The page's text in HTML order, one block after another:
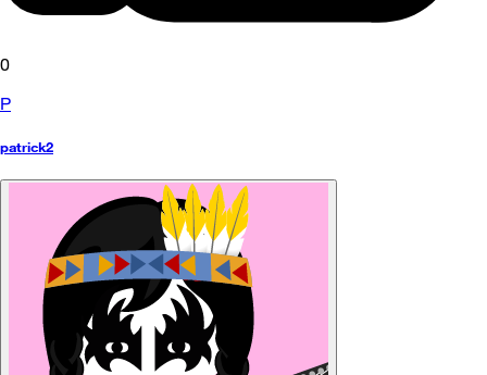
0
P
patrick2